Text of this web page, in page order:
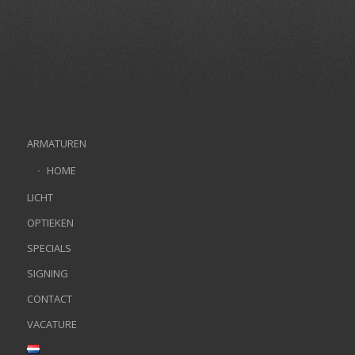
ARMATUREN
HOME
LICHT
OPTIEKEN
SPECIALS
SIGNING
CONTACT
VACATURE